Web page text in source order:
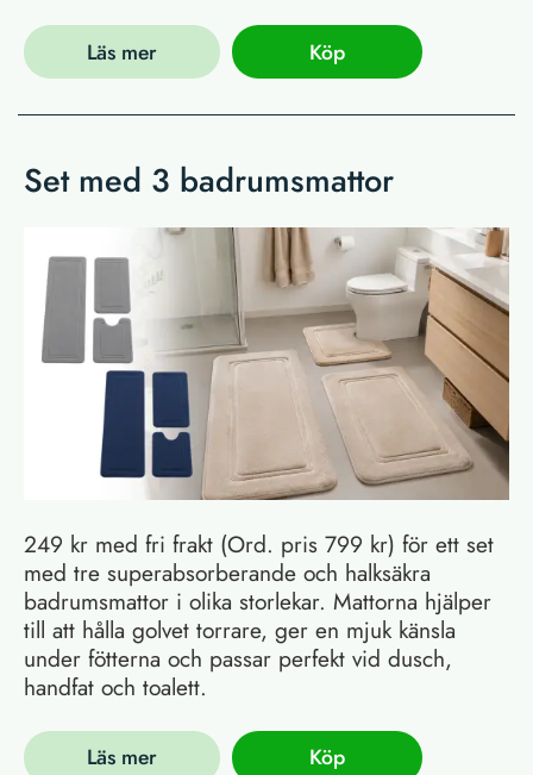
Läs mer Köp
Set med 3 badrumsmattor
249 kr med fri frakt (Ord. pris 799 kr) för ett set
med tre superabsorberande och halksäkra
badrumsmattor i olika storlekar. Mattorna hjälper
till att hålla golvet torrare, ger en mjuk känsla
under fötterna och passar perfekt vid dusch,
handfat och toalett.
Läs mer Köp